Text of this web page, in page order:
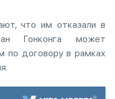
что им отказали в
Гонконга может
по договору в рамках